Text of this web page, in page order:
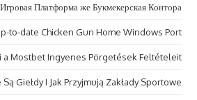
Платформа же Букмекерская Контора
to-date Chicken Gun Home Windows Port”
a Mostbet Ingyenes Pörgetések Feltételeit
Są Giełdy I Jak Przyjmują Zakłady Sportowe?